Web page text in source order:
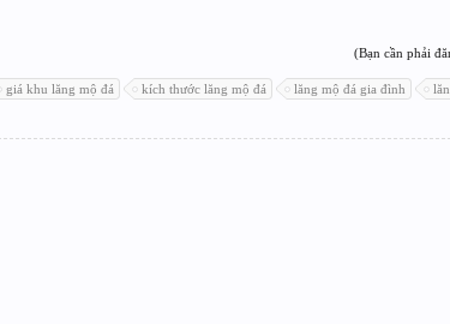
(Bạn cần phải
giá khu lăng mộ đá kích thước lăng mộ đá lăng mộ đá gia đình